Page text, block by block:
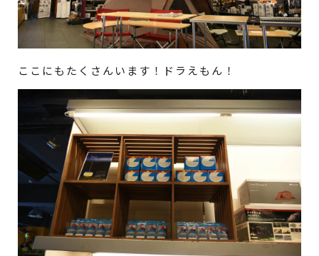
ここにもたくさんいます！ドラえもん！